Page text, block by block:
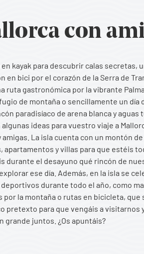
con
en kayak para descubrir calas secretas,
en bici por el corazón de la Serra de
ruta gastronómica por la vibrante
de montaña o sencillamente un día
paradisíaco de arena blanca y aguas
algunas ideas para vuestro viaje a
amigas. La isla cuenta con un montón
apartamentos y villas para que estéis
durante el desayuno qué rincón de
ese día. Además, en la isla se
durante todo el año, como
por la montaña o rutas en bicicleta, que
pretexto para que vengáis a visitarnos
grande juntos. ¿Os apuntáis?